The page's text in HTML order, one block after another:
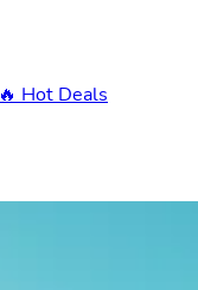
🔥 Hot Deals